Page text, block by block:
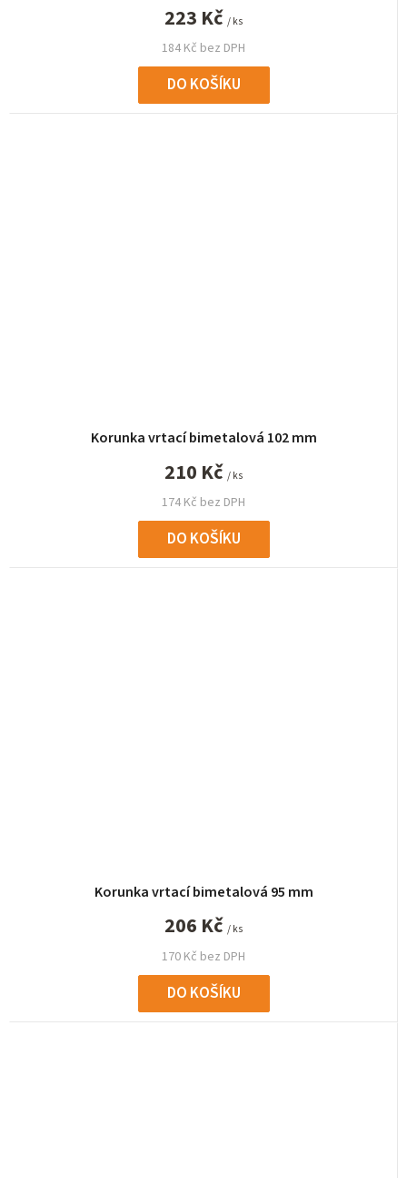
184 Kč bez DPH
223 Kč / ks
DO KOŠÍKU
Korunka vrtací bimetalová 102 mm
174 Kč bez DPH
210 Kč / ks
DO KOŠÍKU
Korunka vrtací bimetalová 95 mm
170 Kč bez DPH
206 Kč / ks
DO KOŠÍKU